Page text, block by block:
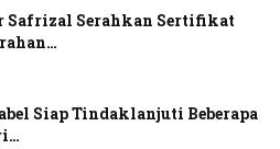
Safrizal Serahkan Sertifikat
Siap Tindaklanjuti Beberapa